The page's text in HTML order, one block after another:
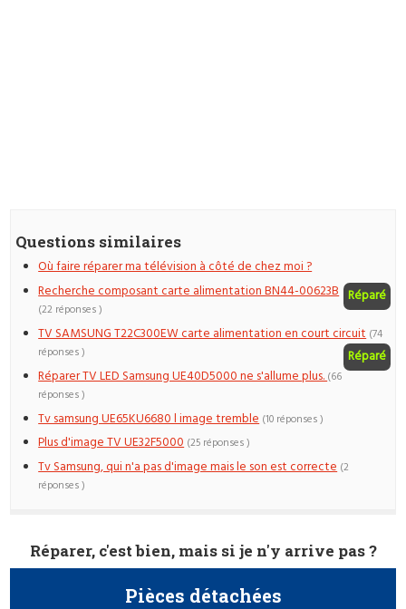
Questions similaires
Où faire réparer ma télévision à côté de chez moi ?
Recherche composant carte alimentation BN44-00623B Réparé
(22 réponses )
TV SAMSUNG T22C300EW carte alimentation en court circuit
Réparé
(74
réponses )
Réparer TV LED Samsung UE40D5000 ne s'allume plus.(66
réponses )
Tv samsung UE65KU6680 l image tremble (10 réponses )
Plus d'image TV UE32F5000 (25 réponses )
Tv Samsung, qui n'a pas d'image mais le son est correcte (2
réponses )
Réparer, c'est bien, mais si je n'y arrive pas ?
Pièces détachées